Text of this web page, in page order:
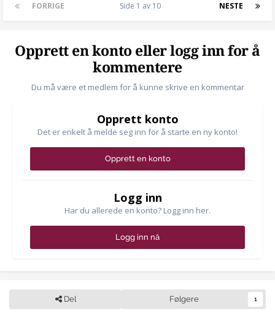
FORRIGE NESTE
Side 1 av 10
Opprett en konto eller logg inn for å
kommentere
Du må være et medlem for å kunne skrive en kommentar
Opprett konto
Det er enkelt å melde seg inn for å starte en ny konto!
Opprett en konto
Logg inn
Har du allerede en konto? Logg inn her.
Logg inn nå
Del Følgere 1